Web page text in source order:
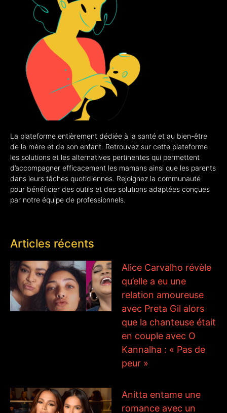
La plateforme entièrement dédiée à la santé et au bien-être
de la mère et de son enfant. Retrouvez sur cette plateforme
les solutions et les alternatives pertinentes qui permettent
d’accompagner efficacement les mamans ainsi que les parents
dans leurs tâches quotidiennes. Rejoignez la communauté
pour bénéficier des outils et des solutions adaptées conçues
par notre équipe de professionnels.
Articles récents
Alice Carvalho révèle
qu’elle a eu une
relation amoureuse
avec Preta Gil alors
que la chanteuse était
en couple avec O
Kannalha : « Pas de
peur »
Anitta entame une
romance avec un